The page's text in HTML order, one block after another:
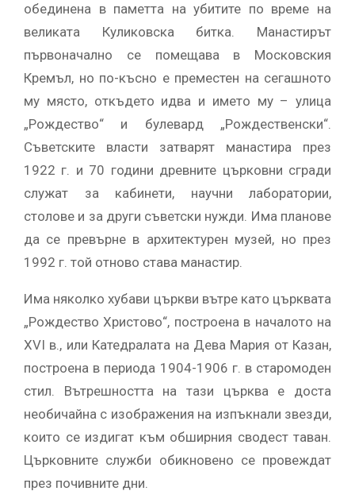
обединена в паметта на убитите по време на
великата Куликовска битка. Манастирът
първоначално се помещава в Московския
Кремъл, но по-късно е преместен на сегашното
му място, откъдето идва и името му – улица
„Рождество“ и булевард „Рождественски“.
Съветските власти затварят манастира през
1922 г. и 70 години древните църковни сгради
служат за кабинети, научни лаборатории,
столове и за други съветски нужди. Има планове
да се превърне в архитектурен музей, но през
1992 г. той отново става манастир.
Има няколко хубави църкви вътре като църквата
„Рождество Христово“, построена в началото на
XVI в., или Катедралата на Дева Мария от Казан,
построена в периода 1904-1906 г. в старомоден
стил. Вътрешността на тази църква е доста
необичайна с изображения на изпъкнали звезди,
които се издигат към обширния сводест таван.
Църковните служби обикновено се провеждат
през почивните дни.